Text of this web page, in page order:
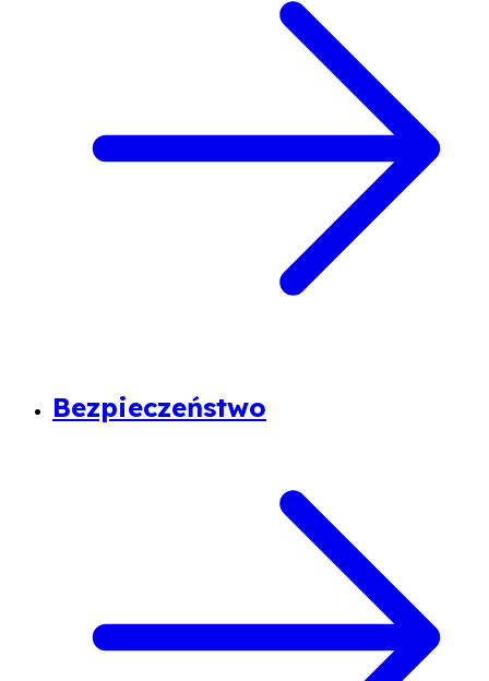
Bezpieczeństwo